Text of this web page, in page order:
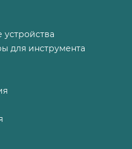
для инструмента